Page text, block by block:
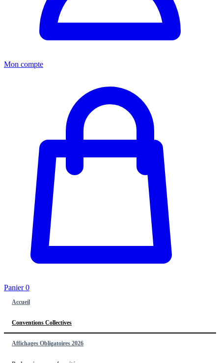
Mon compte
Panier0
Accueil
Conventions Collectives
Affichages Obligatoires 2026